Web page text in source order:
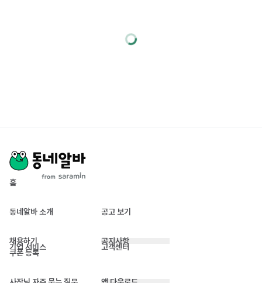
홈
동네알바 소개 공고 보기
채용하기
기업 서비스
쿠폰 등록
공지사항
고객센터